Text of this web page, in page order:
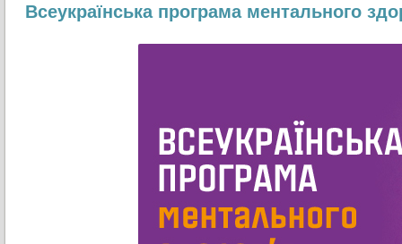
Всеукраїнська програма ментального